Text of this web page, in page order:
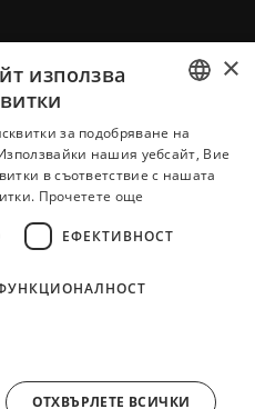
BULGARIAN
ENGLISH
×
използва
за подобряване на
нашия уебсайт, Вие
в съответствие с нашата
Прочетете още
ЕФЕКТИВНОСТ
ОТХВЪРЛЕТЕ ВСИЧКИ